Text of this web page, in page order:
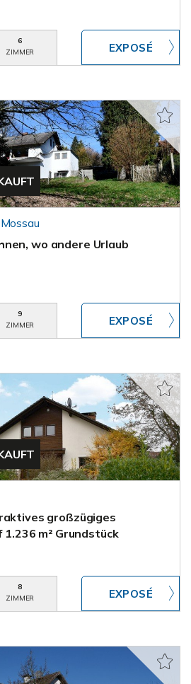
6
ZIMMER
wo andere Urlaub
9
ZIMMER
großzügiges
m² Grundstück
8
ZIMMER